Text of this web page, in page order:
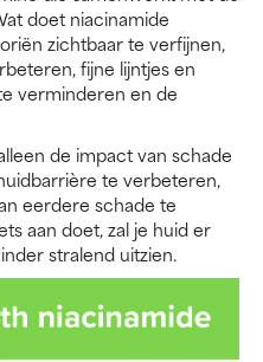
doet niacinamide
zichtbaar te verfijnen,
fijne lijntjes en
verminderen en de
de impact van schade
te verbeteren,
eerdere schade te
aan doet, zal je huid er
stralend uitzien.